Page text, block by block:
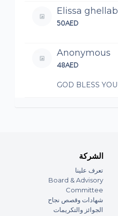
Elissa ghellab
50AED
Anonymous
48AED
GOD BLESS YOU
Anonymous
100AED
الشركة
تعرف علينا
Board & Advisory
Committee
شهادات وقصص نجاح
الجوائز والتكريمات